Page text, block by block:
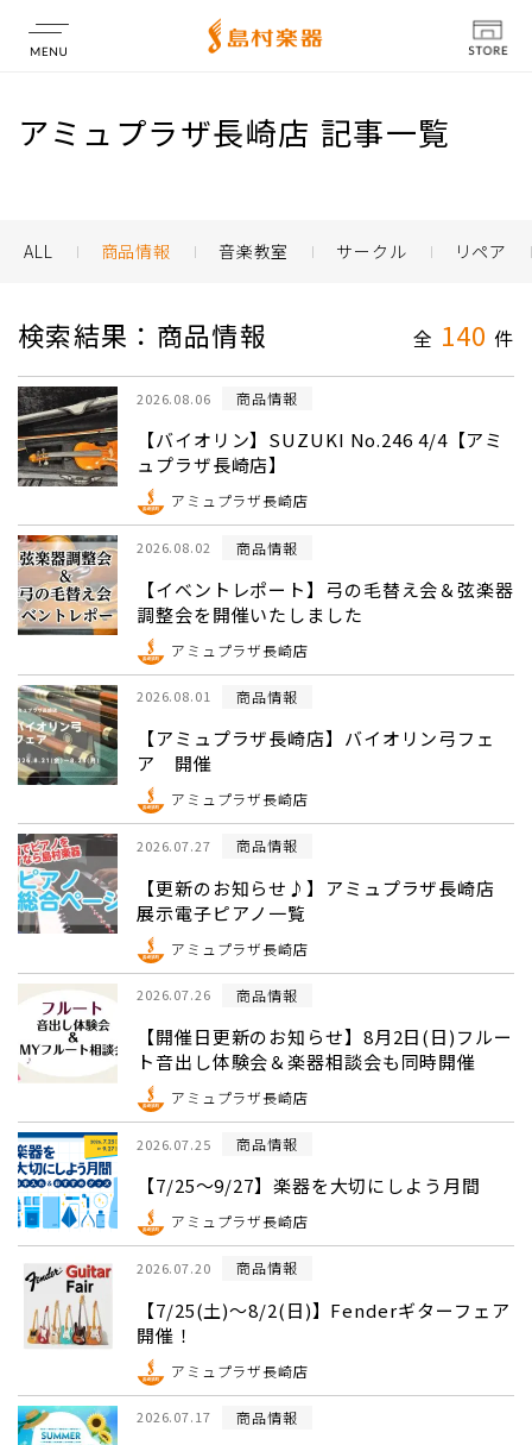
店舗情報
アミュプラザ長崎店 記事一覧
ALL 商品情報 音楽教室 サークル リペア
検索結果：商品情報 全 140 件
2026.08.06 商品情報
【バイオリン】SUZUKI No.246 4/4【アミ
ュプラザ長崎店】
アミュプラザ長崎店
2026.08.02 商品情報
【イベントレポート】弓の毛替え会＆弦楽器
調整会を開催いたしました
アミュプラザ長崎店
2026.08.01 商品情報
【アミュプラザ長崎店】バイオリン弓フェ
ア 開催
アミュプラザ長崎店
2026.07.27 商品情報
【更新のお知らせ♪】アミュプラザ長崎店
展示電子ピアノ一覧
アミュプラザ長崎店
2026.07.26 商品情報
【開催日更新のお知らせ】8月2日(日)フルー
ト音出し体験会＆楽器相談会も同時開催
アミュプラザ長崎店
2026.07.25 商品情報
【7/25～9/27】楽器を大切にしよう月間
アミュプラザ長崎店
2026.07.20 商品情報
【7/25(土)～8/2(日)】Fenderギターフェア
開催！
アミュプラザ長崎店
2026.07.17 商品情報